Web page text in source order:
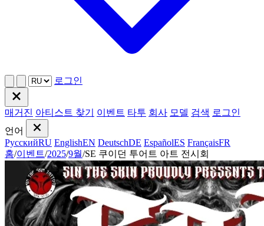
로그인
매거진 아티스트 찾기 이벤트 타투 회사 모델 검색 로그인
언어
РусскийRU EnglishEN DeutschDE EspañolES FrançaisFR
홈/이벤트/2025/9월/SE 쿠이던 투어트 아트 전시회